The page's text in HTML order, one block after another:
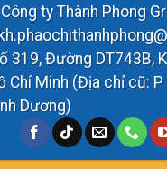
Công ty Thành Phong
319, Đường DT743B,
Chí Minh (Địa chỉ cũ:
Dương)